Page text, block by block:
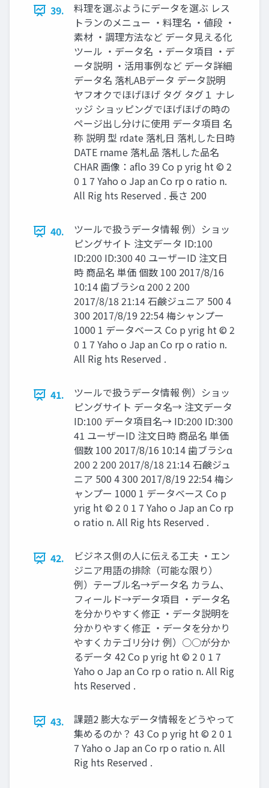
39.
料理を選ぶようにデータを選ぶ レス
トランのメニュー ・料理名 ・値段 ・
素材 ・調理方法など データ見える化
ツール ・データ名 ・データ項目 ・デ
ータ説明 ・活用事例など データ詳細
データ名 落札ABデータ データ説明
ヤフオクでほげほげ タグ タグ１ ナレ
ッジ ショッピングでほげほげの時の
ページ出し分けに使用 データ項目 名
称 説明 型 rdate 落札日 落札した日時
DATE rname 落札品 落札した品名
CHAR 画像：aflo 39 Co p yrig ht © 2
0 1 7 Yaho o Jap an Co rp o ratio n.
All Rig hts Reserved . 長さ 200
40.
ツールで扱うデータ情報 例）ショッ
ピングサイト 注文データ ID:100
ID:200 ID:300 40 ユーザーID 注文日
時 商品名 単価 個数 100 2017/8/16
10:14 歯ブラシα 200 2 200
2017/8/18 21:14 石鹸ジュニア 500 4
300 2017/8/19 22:54 梅シャンプー
1000 1 データベース Co p yrig ht © 2
0 1 7 Yaho o Jap an Co rp o ratio n.
All Rig hts Reserved .
41.
ツールで扱うデータ情報 例）ショッ
ピングサイト データ名→ 注文データ
ID:100 データ項目名→ ID:200 ID:300
41 ユーザーID 注文日時 商品名 単価
個数 100 2017/8/16 10:14 歯ブラシα
200 2 200 2017/8/18 21:14 石鹸ジュ
ニア 500 4 300 2017/8/19 22:54 梅シ
ャンプー 1000 1 データベース Co p
yrig ht © 2 0 1 7 Yaho o Jap an Co rp
o ratio n. All Rig hts Reserved .
42.
ビジネス側の人に伝える工夫 ・エン
ジニア用語の排除（可能な限り）
例）テーブル名→データ名 カラム、
フィールド→データ項目 ・データ名
を分かりやすく修正 ・データ説明を
分かりやすく修正 ・データを分かり
やすくカテゴリ分け 例）○○が分か
るデータ 42 Co p yrig ht © 2 0 1 7
Yaho o Jap an Co rp o ratio n. All Rig
hts Reserved .
43.
課題2 膨大なデータ情報をどうやって
集めるのか？ 43 Co p yrig ht © 2 0 1
7 Yaho o Jap an Co rp o ratio n. All
Rig hts Reserved .